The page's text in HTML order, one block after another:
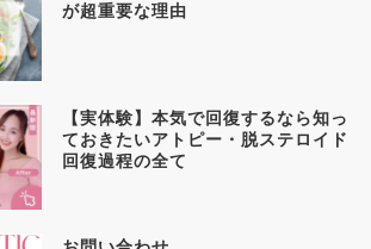
が超重要な理由
【実体験】本気で回復するなら知っ
ておきたいアトピー・脱ステロイド
回復過程の全て